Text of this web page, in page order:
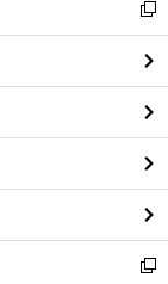
閉
る
新
し
い
ウ
ィ
ン
ド
ウ
で
開
く
新